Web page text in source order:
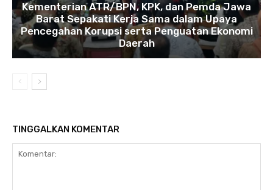
Kementerian ATR/BPN, KPK, dan Pemda Jawa
Barat Sepakati Kerja Sama dalam Upaya
Pencegahan Korupsi serta Penguatan Ekonomi
Daerah
TINGGALKAN KOMENTAR